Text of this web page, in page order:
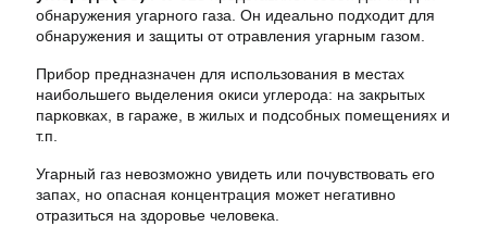
обнаружения угарного газа. Он идеально подходит для
обнаружения и защиты от отравления угарным газом.
Прибор предназначен для использования в местах
наибольшего выделения окиси углерода: на закрытых
парковках, в гараже, в жилых и подсобных помещениях и
т.п.
Угарный газ невозможно увидеть или почувствовать его
запах, но опасная концентрация может негативно
отразиться на здоровье человека.